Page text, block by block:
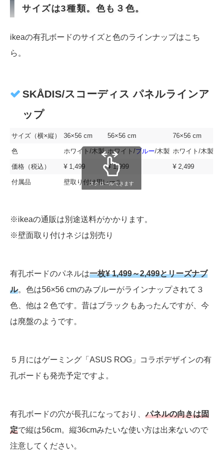
サイズは3種類。色も３色。
ikeaの有孔ボードのサイズと色のラインナップはこち
ら。
SKÅDIS/スコーディス パネルラインア
ップ
サイズ（横×縦） 36×56 cm 56×56 cm 76×56 cm
色 ホワイト/木製 ホワイト/ブルー/木製 ホワイト/木製
価格（税込） ¥ 1,499 ¥ 1,999 ¥ 2,499
付属品 壁取り付け用レール
スクロールできます
※ikeaの通販は別途送料がかかります。
※壁面取り付けネジは別売り
有孔ボードのパネルは一枚¥ 1,499～2,499とリーズナブ
ル。色は56×56 cmのみブルーがラインナップされて３
色、他は２色です。昔はブラックもあったんですが、今
は廃盤のようです。
５月にはゲーミング「ASUS ROG」コラボデザインの有
孔ボードも発売予定ですよ。
有孔ボードの穴が長孔になっており、パネルの向きは固
定で縦は56cm。縦36cmみたいな使い方は出来ないので
注意してください。